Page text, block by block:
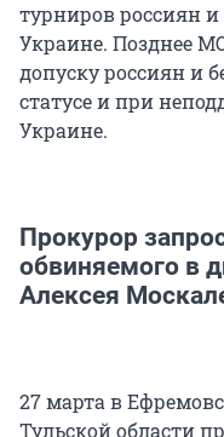
турниров россиян и
Украине. Позднее
допуску россиян и
статусе и при
Украине.
Прокурор
обвиняемого в
Алексея
27 марта в
Тульской области